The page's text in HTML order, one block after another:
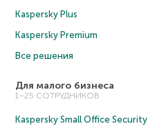
Kaspersky Plus
Kaspersky Premium
Все решения
Для малого бизнеса
1–25 СОТРУДНИКОВ
Kaspersky Small Office Security